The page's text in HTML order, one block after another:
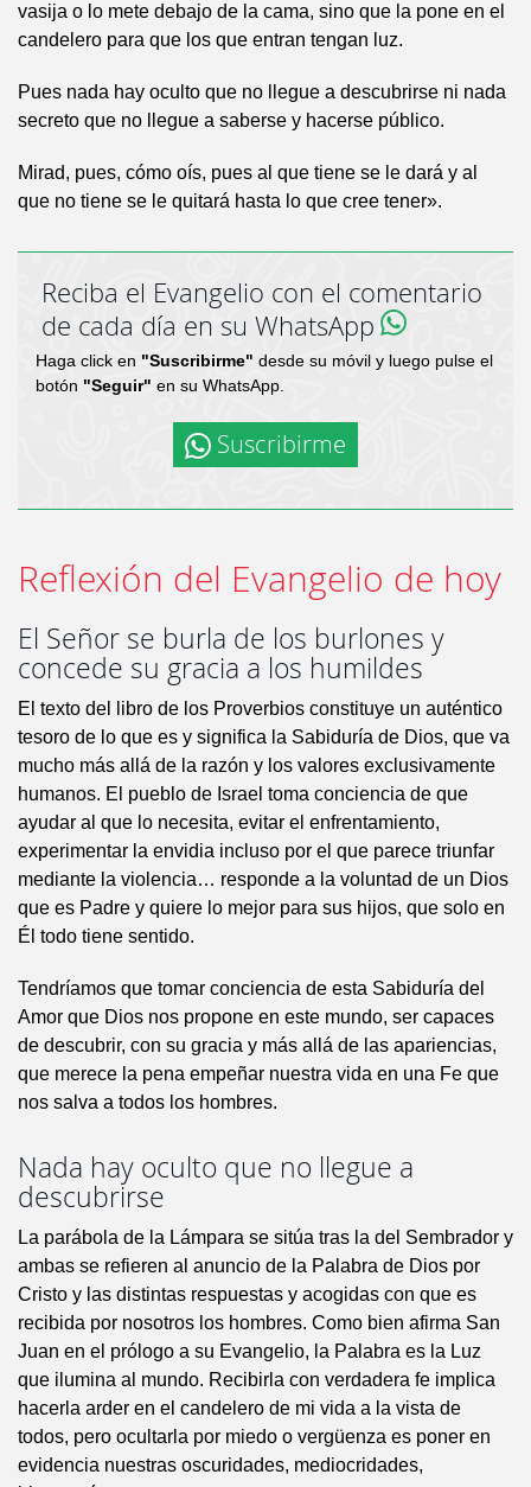
vasija o lo mete debajo de la cama, sino que la pone en el
candelero para que los que entran tengan luz.
Pues nada hay oculto que no llegue a descubrirse ni nada
secreto que no llegue a saberse y hacerse público.
Mirad, pues, cómo oís, pues al que tiene se le dará y al
que no tiene se le quitará hasta lo que cree tener».
Reciba el Evangelio con el comentario
de cada día en su WhatsApp
Haga click en "Suscribirme" desde su móvil y luego pulse el
botón "Seguir" en su WhatsApp.
Suscribirme
Reflexión del Evangelio de hoy
El Señor se burla de los burlones y
concede su gracia a los humildes
El texto del libro de los Proverbios constituye un auténtico
tesoro de lo que es y significa la Sabiduría de Dios, que va
mucho más allá de la razón y los valores exclusivamente
humanos. El pueblo de Israel toma conciencia de que
ayudar al que lo necesita, evitar el enfrentamiento,
experimentar la envidia incluso por el que parece triunfar
mediante la violencia… responde a la voluntad de un Dios
que es Padre y quiere lo mejor para sus hijos, que solo en
Él todo tiene sentido.
Tendríamos que tomar conciencia de esta Sabiduría del
Amor que Dios nos propone en este mundo, ser capaces
de descubrir, con su gracia y más allá de las apariencias,
que merece la pena empeñar nuestra vida en una Fe que
nos salva a todos los hombres.
Nada hay oculto que no llegue a
descubrirse
La parábola de la Lámpara se sitúa tras la del Sembrador y
ambas se refieren al anuncio de la Palabra de Dios por
Cristo y las distintas respuestas y acogidas con que es
recibida por nosotros los hombres. Como bien afirma San
Juan en el prólogo a su Evangelio, la Palabra es la Luz
que ilumina al mundo. Recibirla con verdadera fe implica
hacerla arder en el candelero de mi vida a la vista de
todos, pero ocultarla por miedo o vergüenza es poner en
evidencia nuestras oscuridades, mediocridades,